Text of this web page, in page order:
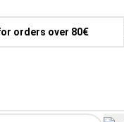
orders over 80€